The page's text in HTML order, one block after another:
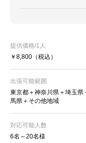
提供価格/1人
￥8,800 （税込）
出張可能範囲
東京都＋神奈川県＋埼玉
馬県＋その他地域
対応可能人数
6名～20名様